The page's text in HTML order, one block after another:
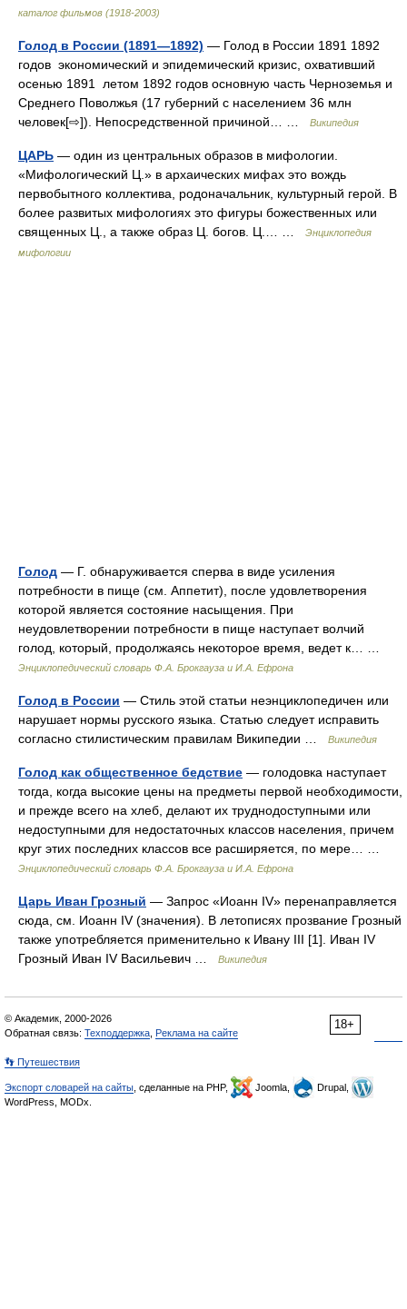
каталог фильмов (1918-2003)
Голод в России (1891—1892) — Голод в России 1891 1892
годов экономический и эпидемический кризис, охвативший
осенью 1891 летом 1892 годов основную часть Черноземья и
Среднего Поволжья (17 губерний с населением 36 млн
человек[⇨]). Непосредственной причиной… …
Википедия
ЦАРЬ — один из центральных образов в мифологии.
«Мифологический Ц.» в архаических мифах это вождь
первобытного коллектива, родоначальник, культурный герой. В
более развитых мифологиях это фигуры божественных или
священных Ц., а также образ Ц. богов. Ц.… …
Энциклопедия
мифологии
Голод — Г. обнаруживается сперва в виде усиления
потребности в пище (см. Аппетит), после удовлетворения
которой является состояние насыщения. При
неудовлетворении потребности в пище наступает волчий
голод, который, продолжаясь некоторое время, ведет к… …
Энциклопедический словарь Ф.А. Брокгауза и И.А. Ефрона
Голод в России — Стиль этой статьи неэнциклопедичен или
нарушает нормы русского языка. Статью следует исправить
согласно стилистическим правилам Википедии …
Википедия
Голод как общественное бедствие — голодовка наступает
тогда, когда высокие цены на предметы первой необходимости,
и прежде всего на хлеб, делают их труднодоступными или
недоступными для недостаточных классов населения, причем
круг этих последних классов все расширяется, по мере… …
Энциклопедический словарь Ф.А. Брокгауза и И.А. Ефрона
Царь Иван Грозный — Запрос «Иоанн IV» перенаправляется
сюда, см. Иоанн IV (значения). В летописях прозвание Грозный
также употребляется применительно к Ивану III [1]. Иван IV
Грозный Иван IV Васильевич …
Википедия
18+
© Академик, 2000-2026
Обратная связь: Техподдержка Реклама на сайте
👣 Путешествия
Экспорт словарей на сайты , сделанные на PHP, Joomla,
Drupal,
WordPress, MODx.